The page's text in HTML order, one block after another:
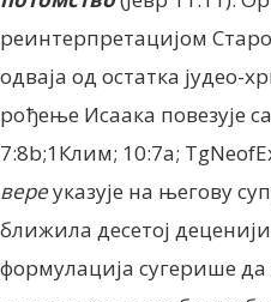
реинтерпретацијом
одваја од остатка јудео-
рођење Исаака повезује
7:8b;1Клим; 10:7a;
вереуказује на његову
ближила десетој
формулација сугерише